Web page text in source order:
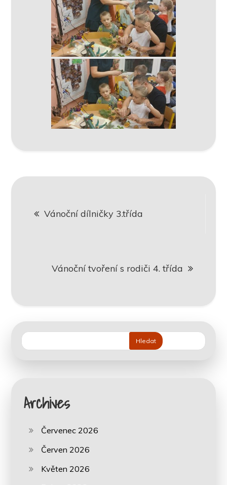
proVánoční dílničky 3.třída
Vánoční tvoření s rodiči 4. třída
Hledat
Archives
Červenec 2026
Červen 2026
Květen 2026